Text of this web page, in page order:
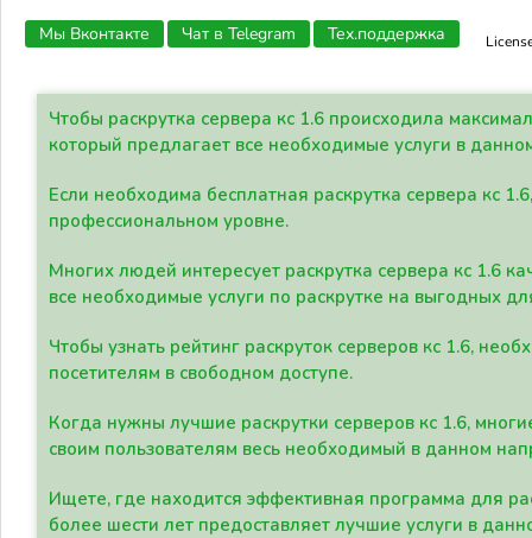
Мы Вконтакте Чат в Telegram Тех.поддержка
Чтобы раскрутка сервера кс 1.6 происходила
который предлагает все необходимые услуги в
Если необходима бесплатная раскрутка сервера кс
профессиональном уровне.
Многих людей интересует раскрутка сервера кс 1.6
все необходимые услуги по раскрутке на выгодных
Чтобы узнать рейтинг раскруток серверов кс 1.6,
посетителям в свободном доступе.
Когда нужны лучшие раскрутки серверов кс 1.6,
своим пользователям весь необходимый в данном
Ищете, где находится эффективная программа для
более шести лет предоставляет лучшие услуги в